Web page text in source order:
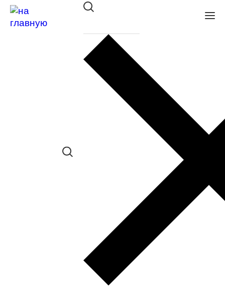
Оправа Merel ME1098 C1
в наличии (Больше 5 шт.) *наличие
товара в конкретном салоне
необходимо уточнять отдельно
Закажите понравившуюся модель
в ближайший салон “Оптик-Экспресс”.
*Доступно для Республики
Сравнить товар